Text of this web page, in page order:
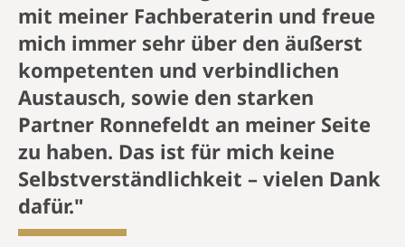
Ganz unten im ländlichen Süden
Deutschlands offerieren wir unseren
Gästen mit über 80 Sorten das
größte Teesortiment loser,
exquisiter Ronnefeldt Tees.
Mit „Gillitzer’s Bayerischer Teatime“,
einer Chinesischen Teezeremonie,
Teeverkostungen und –schulungen
bieten wir Highlights der